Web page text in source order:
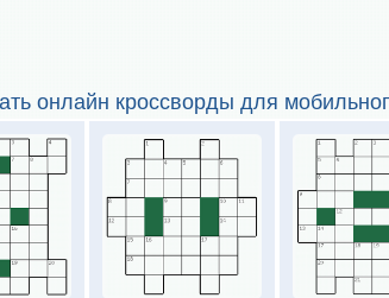
онлайн кроссворды для